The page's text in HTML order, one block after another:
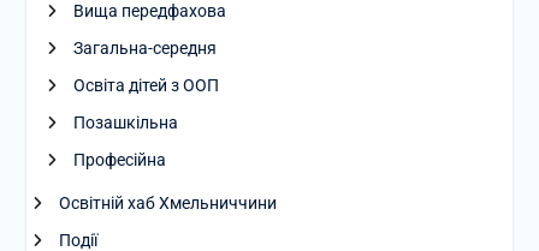
Вища передфахова
Загальна-середня
Освіта дітей з ООП
Позашкільна
Професійна
Освітній хаб Хмельниччини
Події